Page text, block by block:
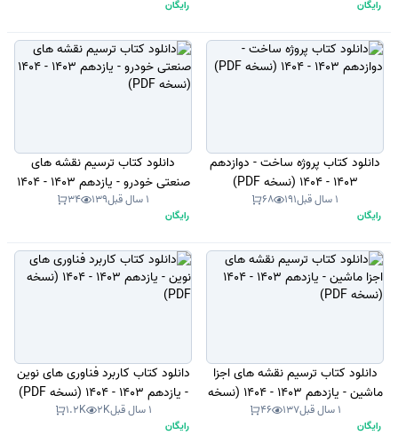
رایگان رایگان
دانلود کتاب پروژه ساخت - دوازدهم
1403 - 1404 (نسخه PDF)
1 سال قبل 191
68
رایگان
دانلود کتاب ترسیم نقشه های
صنعتی خودرو - یازدهم 1403 - 1404
(نسخه PDF)
1 سال قبل 139
34
رایگان
دانلود کتاب ترسیم نقشه های اجزا
ماشین - یازدهم 1403 - 1404 (نسخه
PDF)
1 سال قبل 137
46
رایگان
دانلود کتاب کاربرد فناوری های نوین
- یازدهم 1403 - 1404 (نسخه PDF)
1 سال قبل 2K
1.2K
رایگان